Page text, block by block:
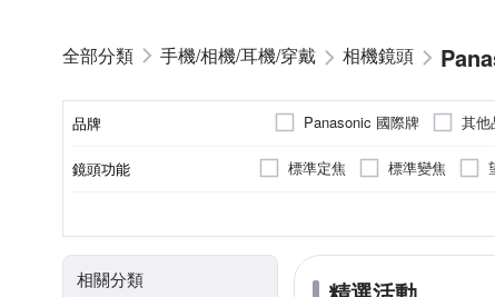
手機/相機/耳機/穿戴 相機鏡頭
品牌 Panasonic 國際牌 其他
鏡頭功能 標準定焦 標準變焦
相關分類